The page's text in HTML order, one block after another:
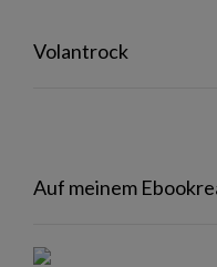
Volantrock
Auf meinem